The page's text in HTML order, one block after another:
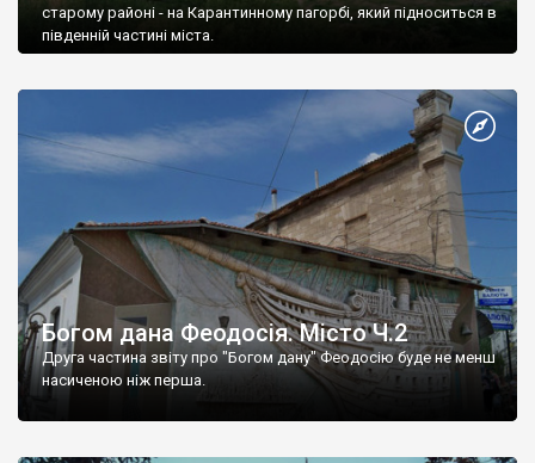
старому районі - на Карантинному пагорбі, який підноситься в
південній частині міста.
Богом дана Феодосія. Місто Ч.2
Друга частина звіту про "Богом дану" Феодосію буде не менш
насиченою ніж перша.